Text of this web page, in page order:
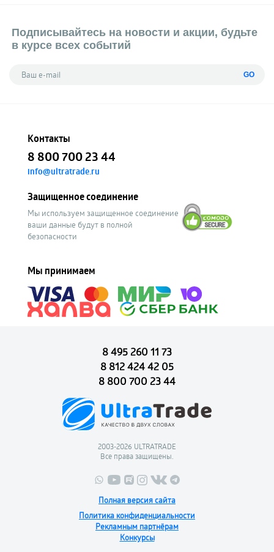
Подписывайтесь на новости и акции, будьте
в курсе всех событий
GO
Контакты
8 800 700 23 44
info@ultratrade.ru
Защищенное соединение
Мы используем защищенное соединение
ваши данные будут в полной
безопасности
Мы принимаем
8 495 260 11 73
8 812 424 42 05
8 800 700 23 44
2003-2026 ULTRATRADE
Все права защищены.
Полная версия сайта
Политика конфиденциальности
Рекламным партнёрам
Конкурсы